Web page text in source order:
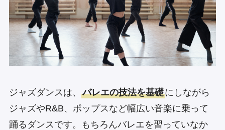
ジャズダンスは、 バレエの技法を基礎にしながら
ジャズやR&B、ポップスなど幅広い音楽に乗って
踊るダンスです。もちろんバレエを習っていなか